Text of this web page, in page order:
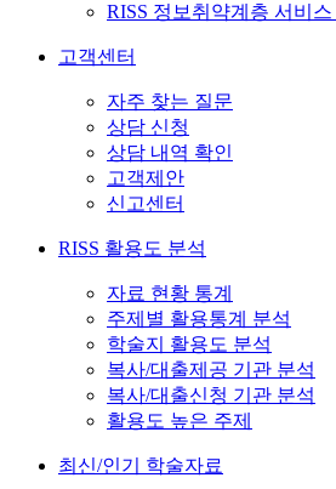
RISS 정보취약계층 서비
고객센터
자주 찾는 질문
상담 신청
상담 내역 확인
고객제안
신고센터
RISS 활용도 분석
자료 현황 통계
주제별 활용통계 분석
학술지 활용도 분석
복사/대출제공 기관 분석
복사/대출신청 기관 분석
활용도 높은 주제
최신/인기 학술자료